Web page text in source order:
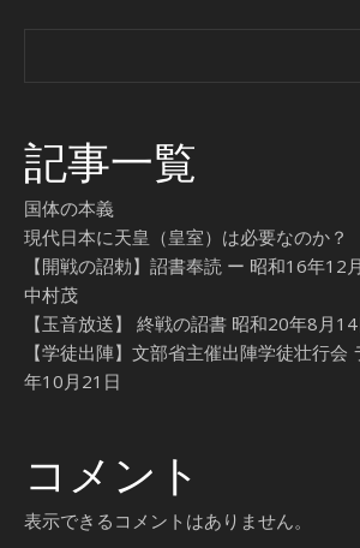
記事一覧
国体の本義
現代日本に天皇（皇室）は必要なのか？
【開戦の詔勅】詔書奉読 ー 昭和16年12
中村茂
【玉音放送】 終戦の詔書 昭和20年8月14
【学徒出陣】文部省主催出陣学徒壮行会
年10月21日
コメント
表示できるコメントはありません。